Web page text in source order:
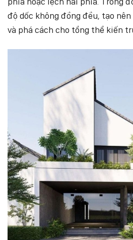
độ dốc không đồng đều, tạo
và phá cách cho tổng thể kiến